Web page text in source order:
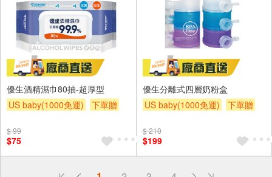
優生酒精濕巾80抽-超厚型
US baby(1000免運)
下單贈
$ 99
$75
優生分離式四層奶粉盒
US baby(1000免運)
下單贈
$ 210
$199